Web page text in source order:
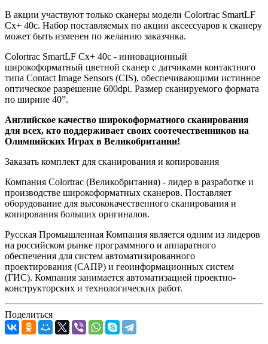
В акции участвуют только сканеры модели Colortrac SmartLF
Cx+ 40с. Набор поставляемых по акции аксессуаров к сканеру
может быть изменен по желанию заказчика.
Colortrac SmartLF Cx+ 40с - инновационный
широкоформатный цветной сканер с датчиками контактного
типа Contact Image Sensors (CIS), обеспечивающими истинное
оптическое разрешение 600dpi. Размер сканируемого формата
по ширине 40”.
Английское качество широкоформатного сканирования
для всех, кто поддерживает своих соотечественников на
Олимпийских Играх в Великобритании!
Заказать комплект для сканирования и копирования
Компания Colortrac (Великобритания) - лидер в разработке и
производстве широкоформатных сканеров. Поставляет
оборудование для высококачественного сканирования и
копирования больших оригиналов.
Русская Промышленная Компания является одним из лидеров
на российском рынке программного и аппаратного
обеспечения для систем автоматизированного
проектирования (САПР) и геоинформационных систем
(ГИС). Компания занимается автоматизацией проектно-
конструкторских и технологических работ.
Поделиться